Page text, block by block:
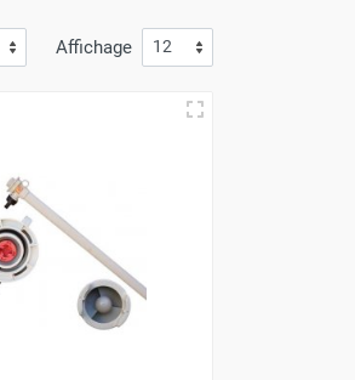
Affichage